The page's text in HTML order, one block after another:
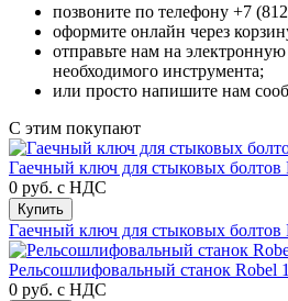
позвоните по телефону +7
оформите онлайн через
отправьте нам на
необходимого инструмента;
или просто напишите нам
С этим покупают
Гаечный ключ для стыковых болтов
0 руб. с НДС
Купить
Гаечный ключ для стыковых болтов
Рельсошлифовальный станок Robel
0 руб. с НДС